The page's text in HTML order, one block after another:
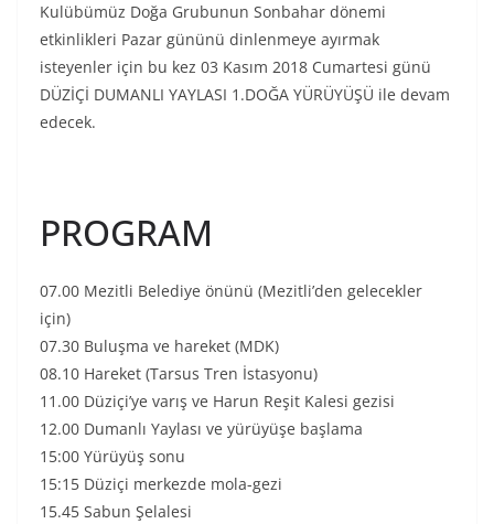
Kulübümüz Doğa Grubunun Sonbahar dönemi
etkinlikleri Pazar gününü dinlenmeye ayırmak
isteyenler için bu kez 03 Kasım 2018 Cumartesi günü
DÜZİÇİ DUMANLI YAYLASI 1.DOĞA YÜRÜYÜŞÜ ile devam
edecek.
PROGRAM
07.00 Mezitli Belediye önünü (Mezitli’den gelecekler
için)
07.30 Buluşma ve hareket (MDK)
08.10 Hareket (Tarsus Tren İstasyonu)
11.00 Düziçi’ye varış ve Harun Reşit Kalesi gezisi
12.00 Dumanlı Yaylası ve yürüyüşe başlama
15:00 Yürüyüş sonu
15:15 Düziçi merkezde mola-gezi
15.45 Sabun Şelalesi